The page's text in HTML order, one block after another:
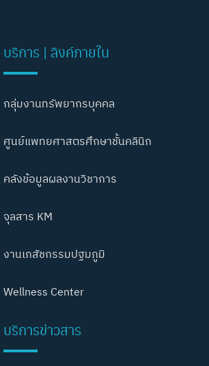
บริการ | ลิงค์ภายใน
กลุ่มงานทรัพยากรบุคคล
ศูนย์แพทยศาสตรศึกษาชั้นคลินิก
คลังข้อมูลผลงานวิชาการ
จุลสาร KM
งานเภสัชกรรมปฐมภูมิ
Wellness Center
บริการข่าวสาร